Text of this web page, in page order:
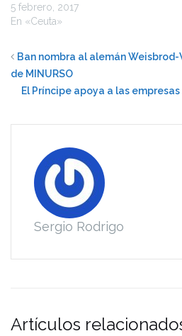
5 febrero, 2017
En «Ceuta»
Ban nombra al alemán
de MINURSO
El Príncipe apoya a las
Sergio Rodrigo
Artículos